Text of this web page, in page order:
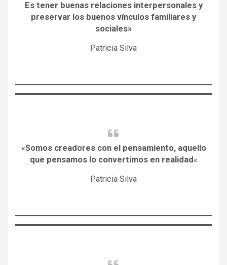
Es tener buenas relaciones interpersonales y
preservar los buenos vínculos familiares y
sociales»
Patricia Silva
«Somos creadores con el pensamiento, aquello
que pensamos lo convertimos en realidad«
Patricia Silva